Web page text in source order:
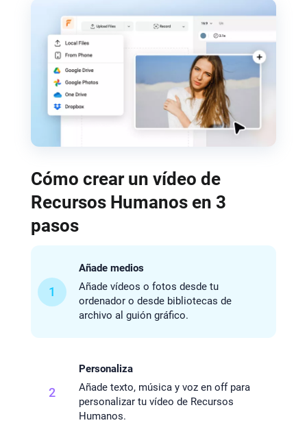
Cómo crear un vídeo de
Recursos Humanos en 3
pasos
1
Añade medios
Añade vídeos o fotos desde tu
ordenador o desde bibliotecas de
archivo al guión gráfico.
2
Personaliza
Añade texto, música y voz en off para
personalizar tu vídeo de Recursos
Humanos.